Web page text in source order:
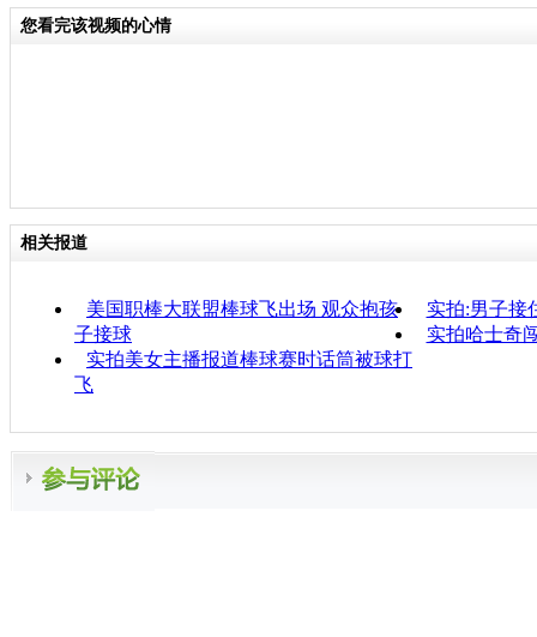
您看完该视频的心情
相关报道
美国职棒大联盟棒球飞出场 观众抱孩
子接球
实拍:男子接
实拍哈士奇
实拍美女主播报道棒球赛时话筒被球打
飞